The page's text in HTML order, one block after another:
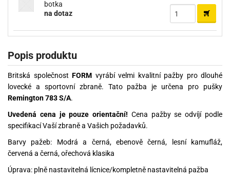
botka
na dotaz
Popis produktu
Britská společnost FORM vyrábí velmi kvalitní pažby pro dlouhé
lovecké a sportovní zbraně. Tato pažba je určena pro pušky
Remington 783 S/A.
Uvedená cena je pouze orientační! Cena pažby se odvíjí podle
specifikací Vaší zbraně a Vašich požadavků.
Barvy pažeb: Modrá a černá, ebenově černá, lesní kamufláž,
červená a černá, ořechová klasika
Úprava: plně nastavitelná lícnice/kompletně nastavitelná pažba